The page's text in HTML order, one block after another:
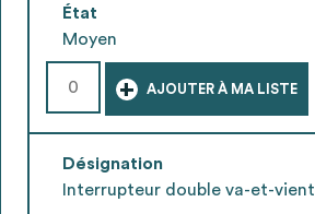
État
Moyen
+ AJOUTER À MA LISTE
Désignation
Interrupteur double va-et-vient